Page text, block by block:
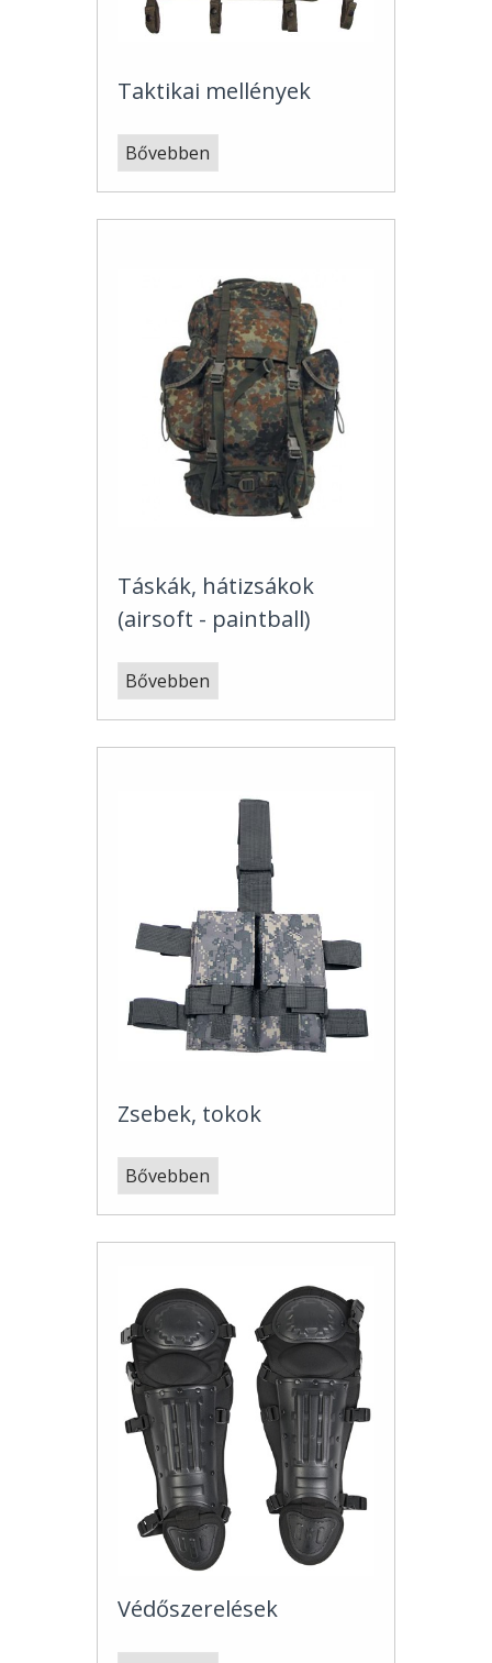
Taktikai mellények
Bővebben
Táskák, hátizsákok
(airsoft - paintball)
Bővebben
Zsebek, tokok
Bővebben
Védőszerelések